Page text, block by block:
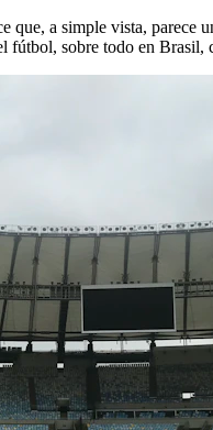
a simple vista,
sobre todo en Brasil,